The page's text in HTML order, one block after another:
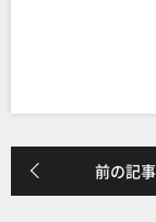
前の記事